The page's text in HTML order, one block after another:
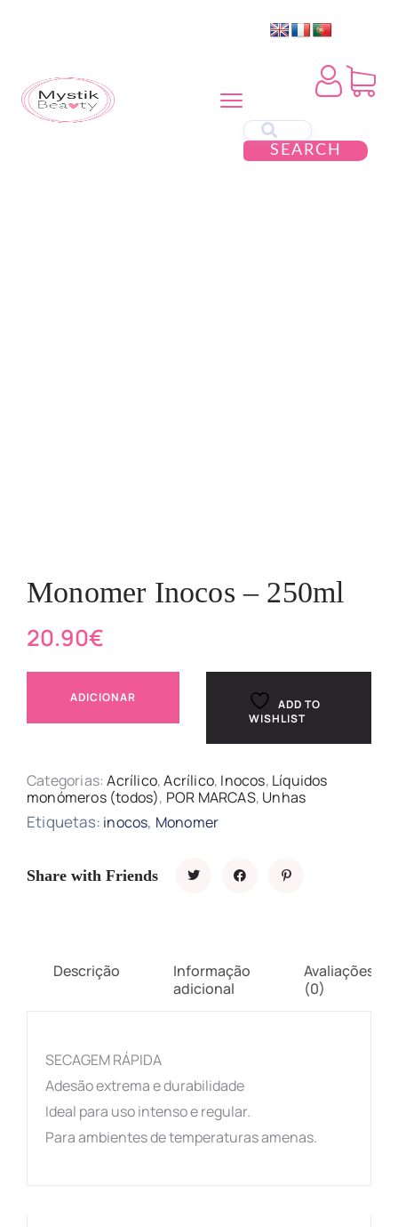
SEARCH
Monomer Inocos – 250ml
20.90€
ADICIONAR
ADD TO
WISHLIST
Categorias:Acrílico,Acrílico, Inocos, Líquidos
monómeros (todos), POR MARCAS, Unhas
Etiquetas: inocos, Monomer
Share with Friends
Descrição
Informação
adicional
Avaliações
(0)
SECAGEM RÁPIDA
Adesão extrema e durabilidade
Ideal para uso intenso e regular.
Para ambientes de temperaturas amenas.